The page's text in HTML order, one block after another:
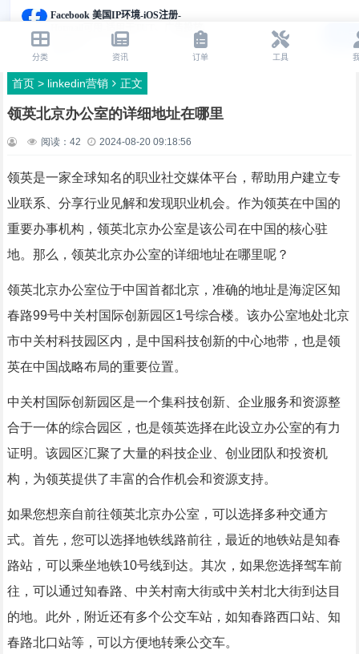
首页> linkedin营销 正文
领英北京办公室的详细地址在哪里
阅读： 42 2024-08-20 09:18:56
领英是一家全球知名的职业社交媒体平台，帮助用户建立专
业联系、分享行业见解和发现职业机会。作为领英在中国的
重要办事机构，领英北京办公室是该公司在中国的核心驻
地。那么，领英北京办公室的详细地址在哪里呢？
领英北京办公室位于中国首都北京，准确的地址是海淀区知
春路99号中关村国际创新园区1号综合楼。该办公室地处北京
市中关村科技园区内，是中国科技创新的中心地带，也是领
英在中国战略布局的重要位置。
中关村国际创新园区是一个集科技创新、企业服务和资源整
合于一体的综合园区，也是领英选择在此设立办公室的有力
证明。该园区汇聚了大量的科技企业、创业团队和投资机
构，为领英提供了丰富的合作机会和资源支持。
如果您想亲自前往领英北京办公室，可以选择多种交通方
式。首先，您可以选择地铁线路前往，最近的地铁站是知春
路站，可以乘坐地铁10号线到达。其次，如果您选择驾车前
往，可以通过知春路、中关村南大街或中关村北大街到达目
的地。此外，附近还有多个公交车站，如知春路西口站、知
春路北口站等，可以方便地转乘公交车。